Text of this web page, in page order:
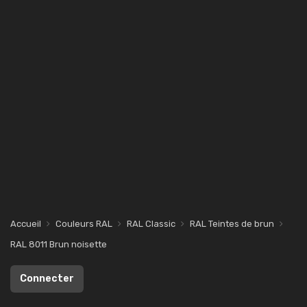
Accueil Couleurs RAL RAL Classic
RAL Teintes de brun
RAL 8011 Brun noisette
Connecter